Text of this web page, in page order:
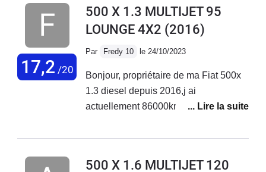
17,2 /20
500 X 1.3 MULTIJET 95
LOUNGE 4X2 (2016)
Par Fredy 10 le 24/10/2023
Bonjour, propriétaire de ma Fiat 500x
1.3 diesel depuis 2016,j ai
actuellement 86000km au compteur
Entretien courant effectué chez Fiat
polyvalent.
500 X 1.6 MULTIJET 120